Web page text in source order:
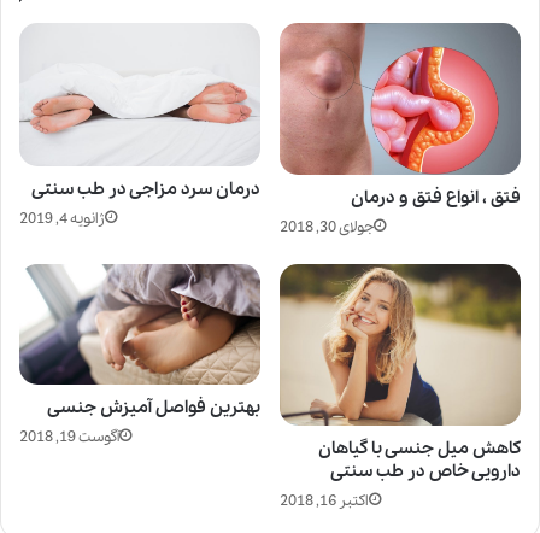
درمان سرد مزاجی در طب سنتی
ژانویه 4, 2019
فتق ، انواع فتق و درمان
جولای 30, 2018
بهترین فواصل آمیزش جنسی
آگوست 19, 2018
کاهش میل جنسی با گیاهان
دارویی خاص در طب سنتی
اکتبر 16, 2018